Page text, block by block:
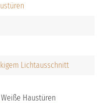
Lichtausschnitt
Weiße Haustüren